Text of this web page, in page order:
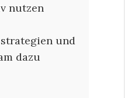
nutzen
und
dazu